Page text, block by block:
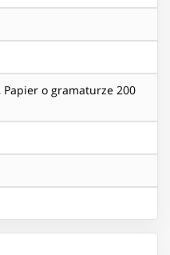
Papier o gramaturze 200